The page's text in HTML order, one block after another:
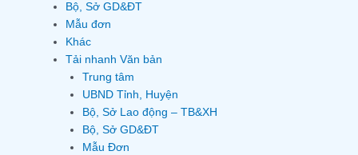
Bộ, Sở GD&ĐT
Mẫu đơn
Khác
Tải nhanh Văn bản
Trung tâm
UBND Tỉnh, Huyện
Bộ, Sở Lao động – TB&XH
Bộ, Sở GD&ĐT
Mẫu Đơn